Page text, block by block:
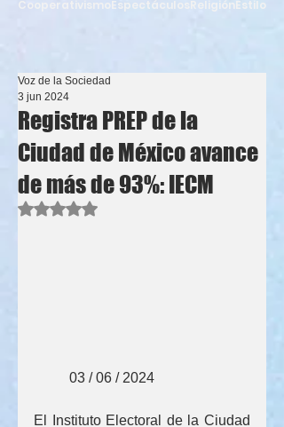
CooperativismoEspectáculosReligiónEstilo
Registra PREP de la
Ciudad de México avance
de más de 93%: IECM
Voz de la Sociedad
3 jun 2024
Obtuvo NaN de 5 estrellas.
          03 / 06 / 2024
El Instituto Electoral de la Ciudad